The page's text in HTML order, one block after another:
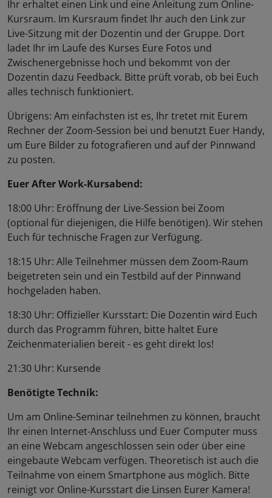
Ihr erhaltet einen Link und eine Anleitung zum Online-
Kursraum. Im Kursraum findet Ihr auch den Link zur
Live-Sitzung mit der Dozentin und der Gruppe. Dort
ladet Ihr im Laufe des Kurses Eure Fotos und
Zwischenergebnisse hoch und bekommt von der
Dozentin dazu Feedback. Bitte prüft vorab, ob bei Euch
alles technisch funktioniert.
Übrigens: Am einfachsten ist es, Ihr tretet mit Eurem
Rechner der Zoom-Session bei und benutzt Euer Handy,
um Eure Bilder zu fotografieren und auf der Pinnwand
zu posten.
Euer After Work-Kursabend:
18:00 Uhr: Eröffnung der Live-Session bei Zoom
(optional für diejenigen, die Hilfe benötigen). Wir stehen
Euch für technische Fragen zur Verfügung.
18:15 Uhr: Alle Teilnehmer müssen dem Zoom-Raum
beigetreten sein und ein Testbild auf der Pinnwand
hochgeladen haben.
18:30 Uhr: Offizieller Kursstart: Die Dozentin wird Euch
durch das Programm führen, bitte haltet Eure
Zeichenmaterialien bereit - es geht direkt los!
21:30 Uhr: Kursende
Benötigte Technik:
Um am Online-Seminar teilnehmen zu können, braucht
Ihr einen Internet-Anschluss und Euer Computer muss
an eine Webcam angeschlossen sein oder über eine
eingebaute Webcam verfügen. Theoretisch ist auch die
Teilnahme von einem Smartphone aus möglich. Bitte
reinigt vor Online-Kursstart die Linsen Eurer Kamera!